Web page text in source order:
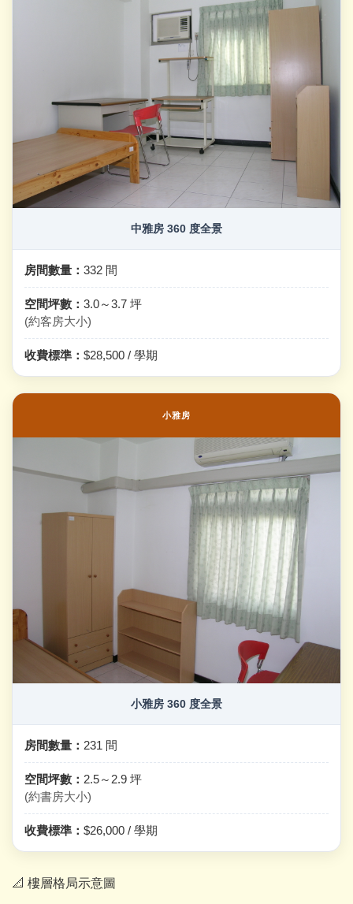
中雅房 360 度全景
房間數量： 332 間
空間坪數： 3.0～3.7 坪
(約客房大小)
收費標準： $28,500 / 學期
小雅房
小雅房 360 度全景
房間數量： 231 間
空間坪數： 2.5～2.9 坪
(約書房大小)
收費標準： $26,000 / 學期
📐 樓層格局示意圖